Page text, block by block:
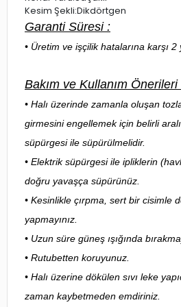
Kesim Şekli:Dikdörtgen
Garanti Süresi :
• Üretim ve işçilik hatalarına karşı 2
Bakım ve Kullanım Önerileri
• Halı üzerinde zamanla oluşan
girmesini engellemek için belirli
süpürgesi ile süpürülmelidir.
• Elektrik süpürgesi ile ipliklerin
doğru yavaşça süpürünüz.
• Kesinlikle çırpma, sert bir cisimle
yapmayınız.
• Uzun süre güneş ışığında
• Rutubetten koruyunuz.
• Halı üzerine dökülen sıvı leke
zaman kaybetmeden emdiriniz.